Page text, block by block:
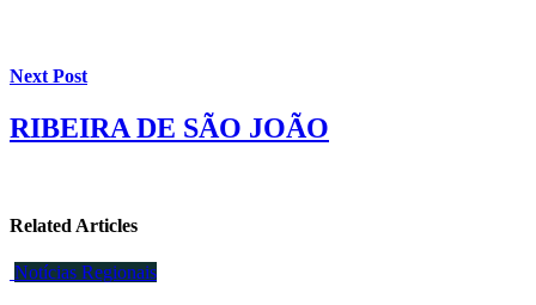
Next Post
RIBEIRA DE SÃO JOÃO
Related Articles
Notícias Regionais